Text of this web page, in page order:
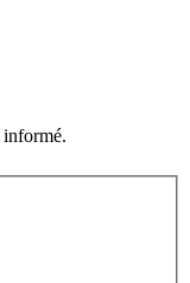
informé.